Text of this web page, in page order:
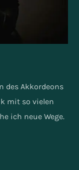
des Akkordeons
mit so vielen
ich neue Wege.